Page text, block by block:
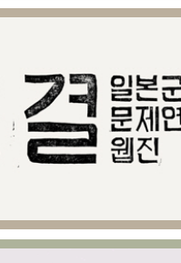
브814 제공을 위해 제작된 영상콘텐츠이다.